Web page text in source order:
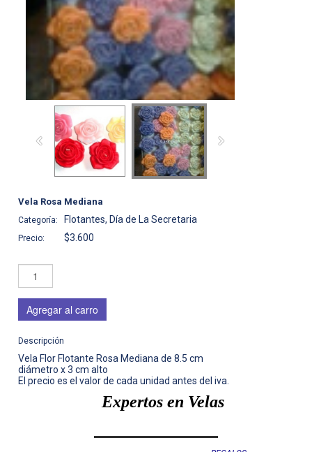
Vela Rosa Mediana
Categoría: Flotantes, Día de La Secretaria
Precio: $3.600
Agregar al carro
Descripción
Vela Flor Flotante Rosa Mediana de 8.5 cm
diámetro x 3 cm alto
El precio es el valor de cada unidad antes del iva.
Expertos en Velas